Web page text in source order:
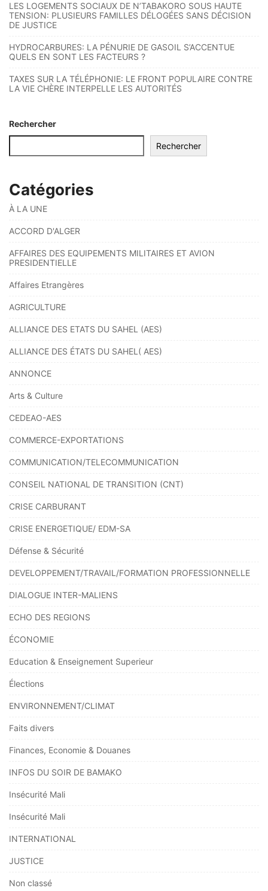
LES LOGEMENTS SOCIAUX DE N’TABAKORO SOUS HAUTE
TENSION: PLUSIEURS FAMILLES DÉLOGÉES SANS DÉCISION
DE JUSTICE
HYDROCARBURES: LA PÉNURIE DE GASOIL S’ACCENTUE
QUELS EN SONT LES FACTEURS ?
TAXES SUR LA TÉLÉPHONIE: LE FRONT POPULAIRE CONTRE
LA VIE CHÈRE INTERPELLE LES AUTORITÉS
Rechercher
Rechercher
Catégories
À LA UNE
ACCORD D'ALGER
AFFAIRES DES EQUIPEMENTS MILITAIRES ET AVION
PRESIDENTIELLE
Affaires Etrangères
AGRICULTURE
ALLIANCE DES ETATS DU SAHEL (AES)
ALLIANCE DES ÉTATS DU SAHEL( AES)
ANNONCE
Arts & Culture
CEDEAO-AES
COMMERCE-EXPORTATIONS
COMMUNICATION/TELECOMMUNICATION
CONSEIL NATIONAL DE TRANSITION (CNT)
CRISE CARBURANT
CRISE ENERGETIQUE/ EDM-SA
Défense & Sécurité
DEVELOPPEMENT/TRAVAIL/FORMATION PROFESSIONNELLE
DIALOGUE INTER-MALIENS
ECHO DES REGIONS
ÉCONOMIE
Education & Enseignement Superieur
Élections
ENVIRONNEMENT/CLIMAT
Faits divers
Finances, Economie & Douanes
INFOS DU SOIR DE BAMAKO
Insécurité Mali
Insécurité Mali
INTERNATIONAL
JUSTICE
Non classé